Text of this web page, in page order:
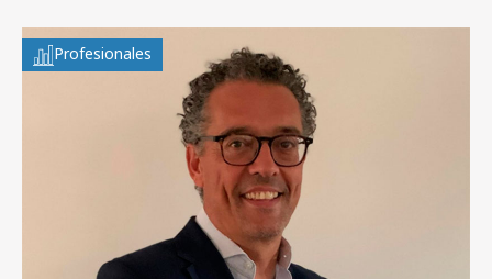
Profesionales